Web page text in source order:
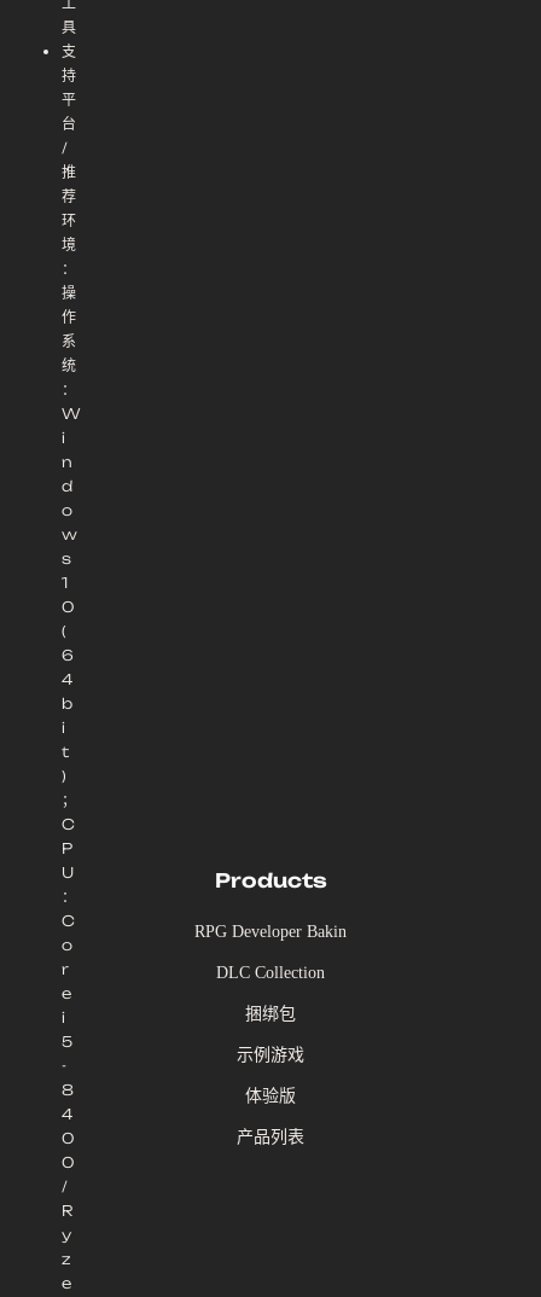
具
支
持
平
台
/
推
荐
环
境
：
操
作
系
统
：
W
i
n
d
o
w
s
1
0
(
6
4
b
i
t
)
；
C
P
U
：
C
o
r
e
i
5
-
8
4
0
0
/
R
y
z
e
Products
RPG Developer Bakin
DLC Collection
捆绑包
示例游戏
体验版
产品列表